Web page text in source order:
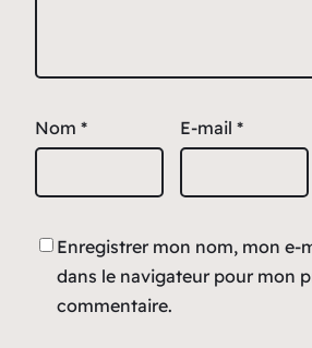
Nom * E-mail *
Enregistrer mon nom, mon e-
dans le navigateur pour mon
commentaire.